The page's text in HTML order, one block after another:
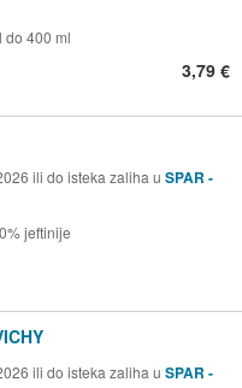
do 400 ml
3,79 €
ili do isteka zaliha u SPAR -
jeftinije
ili do isteka zaliha u SPAR -